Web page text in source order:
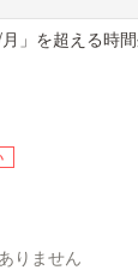
」を超える時
りません